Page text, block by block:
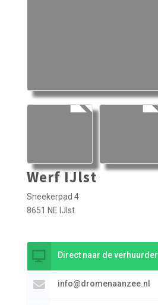
Werf IJlst
Sneekerpad 4
8651 NE IJlst
Direct naar de verhuurder
info@dromenaanzee.nl